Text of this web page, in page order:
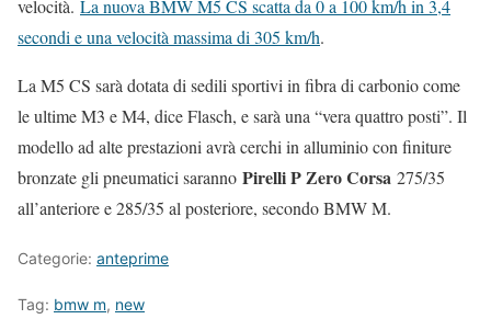
velocità. La nuova BMW M5 CS scatta da 0 a 100 km/h in 3,4
secondi e una velocità massima di 305 km/h.
La M5 CS sarà dotata di sedili sportivi in fibra di carbonio come
le ultime M3 e M4, dice Flasch, e sarà una “vera quattro posti”. Il
modello ad alte prestazioni avrà cerchi in alluminio con finiture
bronzate gli pneumatici saranno Pirelli P Zero Corsa 275/35
all’anteriore e 285/35 al posteriore, secondo BMW M.
Categorie: anteprime
Tag: bmw m, new